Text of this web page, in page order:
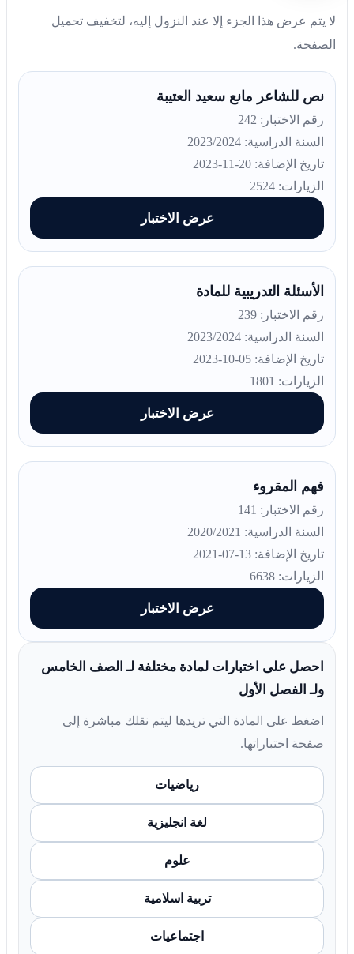
لا يتم عرض هذا الجزء إلا عند النزول إليه، لتخفيف تحميل
الصفحة.
نص للشاعر مانع سعيد العتيبة
رقم الاختبار: 242
السنة الدراسية: 2023/2024
تاريخ الإضافة: 20-11-2023
الزيارات: 2524
عرض الاختبار
الأسئلة التدريبية للمادة
رقم الاختبار: 239
السنة الدراسية: 2023/2024
تاريخ الإضافة: 05-10-2023
الزيارات: 1801
عرض الاختبار
فهم المقروء
رقم الاختبار: 141
السنة الدراسية: 2020/2021
تاريخ الإضافة: 13-07-2021
الزيارات: 6638
عرض الاختبار
احصل على اختبارات لمادة مختلفة لـ الصف الخامس
ولـ الفصل الأول
اضغط على المادة التي تريدها ليتم نقلك مباشرة إلى
صفحة اختباراتها.
رياضيات
لغة انجليزية
علوم
تربية اسلامية
اجتماعيات